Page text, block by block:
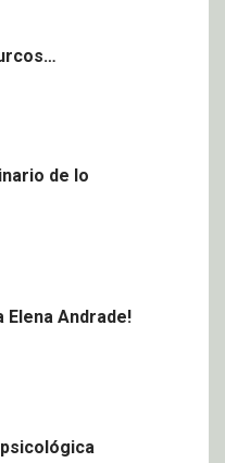
de lo
Elena Andrade!